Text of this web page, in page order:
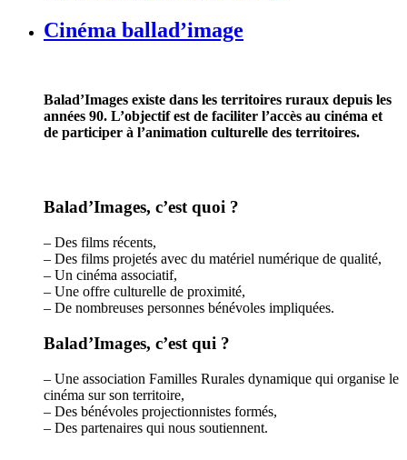
Cinéma ballad’image
Balad’Images existe dans les territoires ruraux depuis les
années 90. L’objectif est de faciliter l’accès au cinéma et
de participer à l’animation culturelle des territoires.
Balad’Images, c’est quoi ?
– Des films récents,
– Des films projetés avec du matériel numérique de qualité,
– Un cinéma associatif,
– Une offre culturelle de proximité,
– De nombreuses personnes bénévoles impliquées.
Balad’Images, c’est qui ?
– Une association Familles Rurales dynamique qui organise le
cinéma sur son territoire,
– Des bénévoles projectionnistes formés,
– Des partenaires qui nous soutiennent.